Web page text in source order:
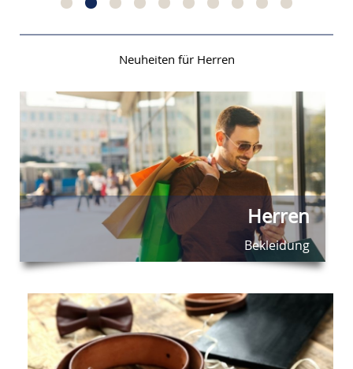
Neuheiten für Herren
Herren
Bekleidung